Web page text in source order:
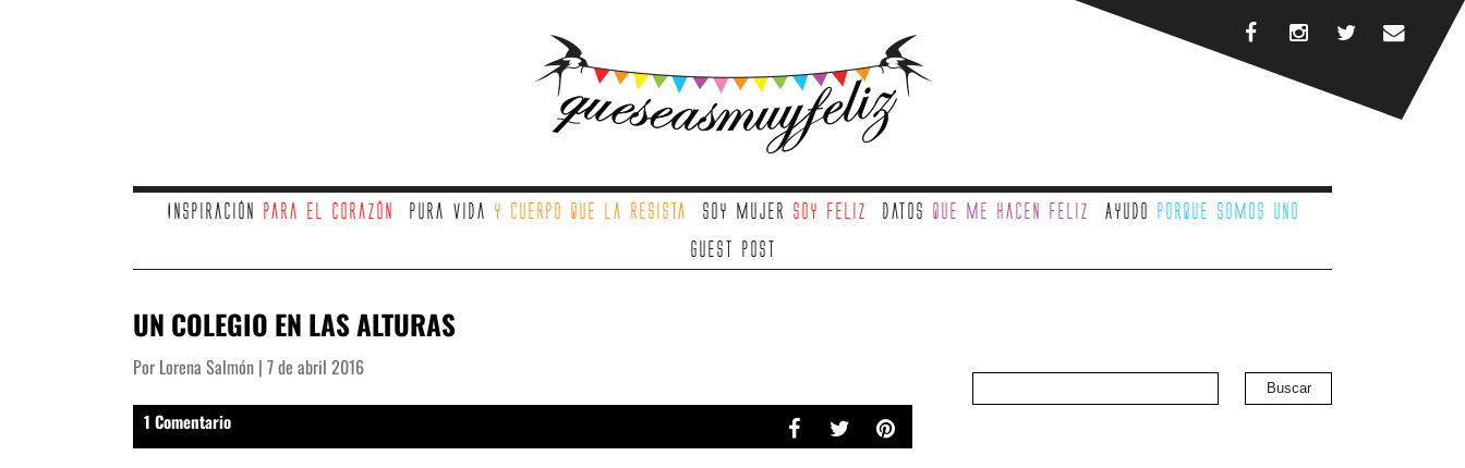
Inspiración para el corazón Pura vida y cuerpo que la resista Soy mujer soy feliz Datos que me hacen feliz Ayudo porque somos uno
Guest Post
UN COLEGIO EN LAS ALTURAS
Por Lorena Salmón | 7 de abril 2016
1 Comentario
Buscar